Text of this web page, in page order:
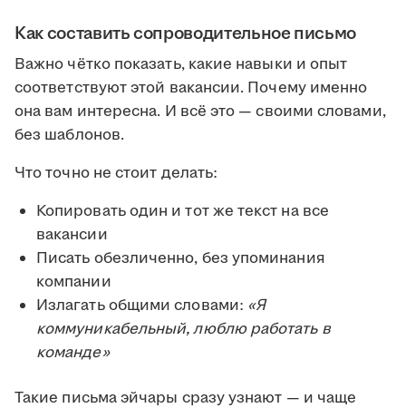
Как составить сопроводительное письмо
Важно чётко показать, какие навыки и опыт
соответствуют этой вакансии. Почему именно
она вам интересна. И всё это — своими словами,
без шаблонов.
Что точно не стоит делать:
Копировать один и тот же текст на все
вакансии
Писать обезличенно, без упоминания
компании
Излагать общими словами: «Я
коммуникабельный, люблю работать в
команде»
Такие письма эйчары сразу узнают — и чаще